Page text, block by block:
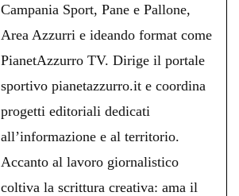
Campania Sport, Pane e Pallone,
Area Azzurri e ideando format come
PianetAzzurro TV. Dirige il portale
sportivo pianetazzurro.it e coordina
progetti editoriali dedicati
all’informazione e al territorio.
Accanto al lavoro giornalistico
coltiva la scrittura creativa: ama il